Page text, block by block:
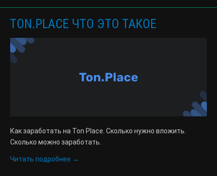
TON.PLACE ЧТО ЭТО ТАКОЕ
Как заработать на Ton Place. Сколько нужно вложить.
Сколько можно заработать.
Читать подробнее →